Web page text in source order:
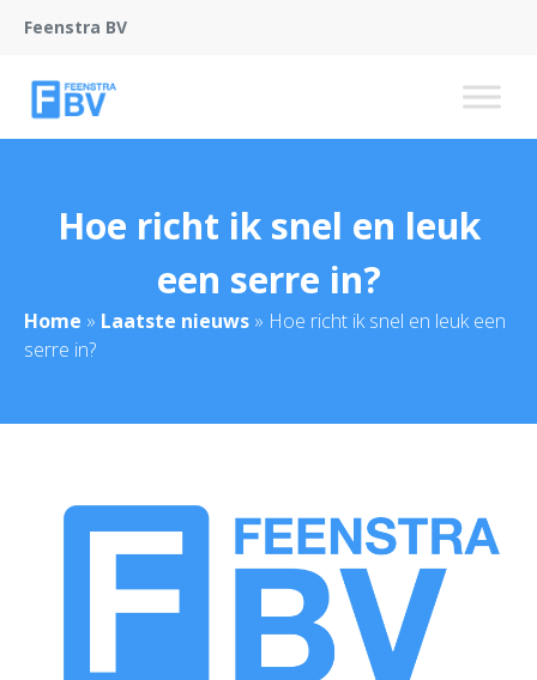
Feenstra BV
Hoe richt ik snel en leuk
een serre in?
Home » Laatste nieuws » Hoe richt ik snel en leuk een
serre in?